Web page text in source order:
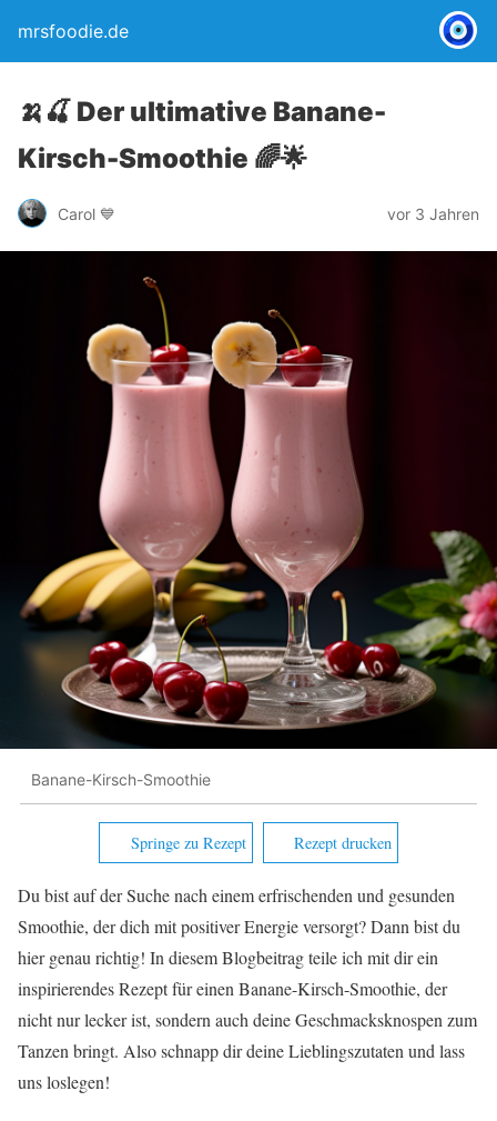
mrsfoodie.de
🍌🍒 Der ultimative Banane-
Kirsch-Smoothie 🌈🌟
Carol 💙 vor 3 Jahren
Banane-Kirsch-Smoothie
Springe zu Rezept Rezept drucken
Du bist auf der Suche nach einem erfrischenden und gesunden
Smoothie, der dich mit positiver Energie versorgt? Dann bist du
hier genau richtig! In diesem Blogbeitrag teile ich mit dir ein
inspirierendes Rezept für einen Banane-Kirsch-Smoothie, der
nicht nur lecker ist, sondern auch deine Geschmacksknospen zum
Tanzen bringt. Also schnapp dir deine Lieblingszutaten und lass
uns loslegen!